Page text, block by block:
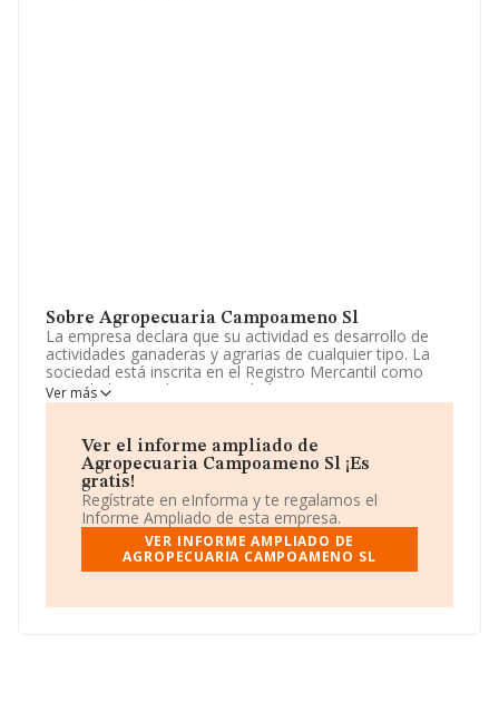
Sobre Agropecuaria Campoameno Sl
La empresa declara que su actividad es desarrollo de
actividades ganaderas y agrarias de cualquier tipo. La
sociedad está inscrita en el Registro Mercantil como
Sociedad Limitada. Su actividad CNAE es '%cnae%' con
código 0148. La compañía no tiene actividad en
La compañíaAgropecuaria Campoameno S.L
B06444681, está situada en Calle Ramon Carande núm.
42, (06800), en el municipio de Merida, en Badajoz,
Extremadura.
En relación con el sector y disponiendo de los datos de
hasta 2.822 empresas, la facturación en el ámbito
la media de facturación de ventas entre todas las
Ver más
Ver el informe ampliado de
Agropecuaria Campoameno Sl ¡Es
gratis!
Regístrate en eInforma y te regalamos el
Informe Ampliado de esta empresa.
VER INFORME AMPLIADO DE
AGROPECUARIA CAMPOAMENO SL